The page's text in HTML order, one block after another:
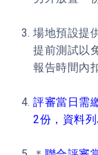
場地預設提
提前測試以
報告時間內
評審當日需
2份，資料